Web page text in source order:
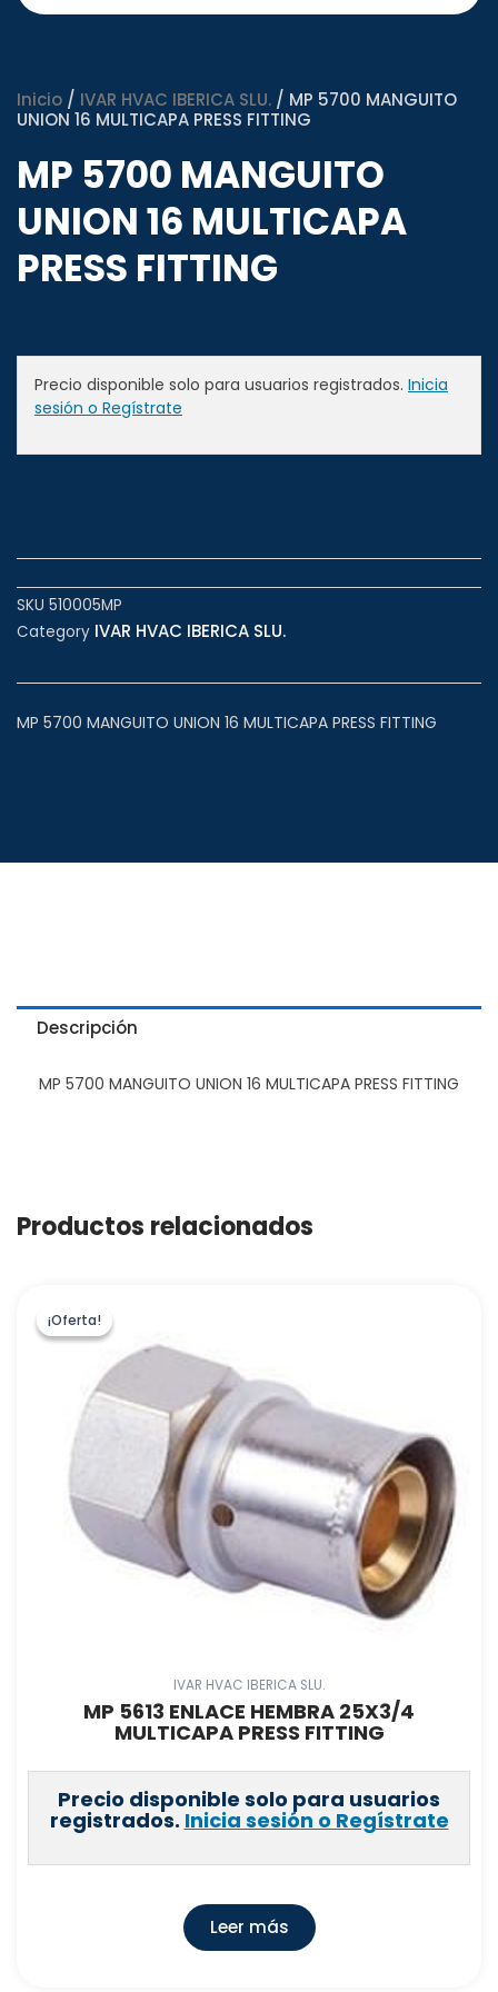
Inicio / IVAR HVAC IBERICA SLU. / MP 5700 MANGUITO
UNION 16 MULTICAPA PRESS FITTING
MP 5700 MANGUITO
UNION 16 MULTICAPA
PRESS FITTING
Precio disponible solo para usuarios registrados. Inicia
sesión o Regístrate
SKU 510005MP
Category IVAR HVAC IBERICA SLU.
MP 5700 MANGUITO UNION 16 MULTICAPA PRESS FITTING
Descripción
MP 5700 MANGUITO UNION 16 MULTICAPA PRESS FITTING
Productos relacionados
¡Oferta!
¡Oferta!
IVAR HVAC IBERICA SLU.
MP 5613 ENLACE HEMBRA 25X3/4
MULTICAPA PRESS FITTING
Precio disponible solo para usuarios
registrados. Inicia sesión o Regístrate
Leer más